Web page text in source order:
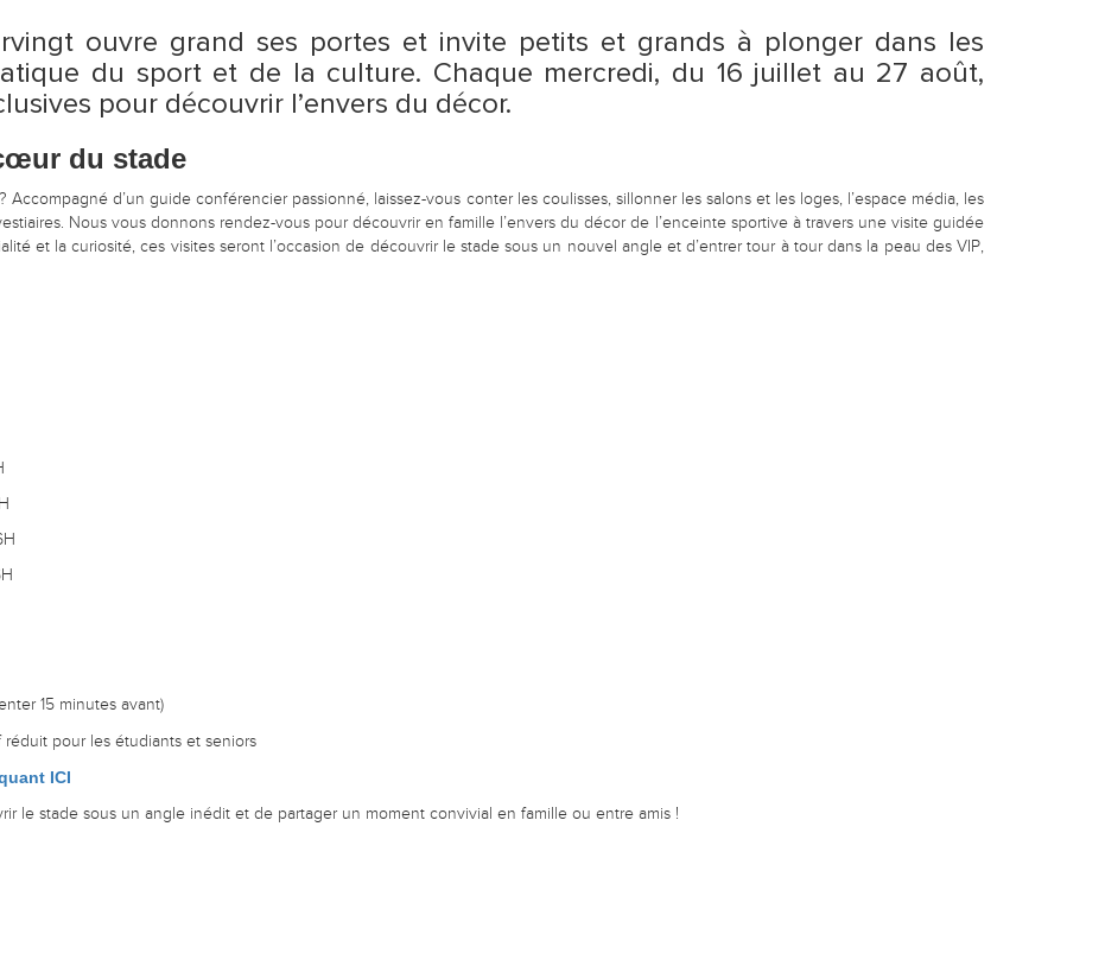
ouvre grand ses portes et invite petits et grands à plonger dans les
du sport et de la culture. Chaque mercredi, du 16 juillet au 27 août,
pour découvrir l’envers du décor.
du stade
Accompagné d’un guide conférencier passionné, laissez-vous conter les coulisses, sillonner les salons et les loges, l’espace média, les
Nous vous donnons rendez-vous pour découvrir en famille l’envers du décor de l’enceinte sportive à travers une visite guidée
et la curiosité, ces visites seront l’occasion de découvrir le stade sous un nouvel angle et d’entrer tour à tour dans la peau des VIP,
15 minutes avant)
réduit pour les étudiants et seniors
ICI
le stade sous un angle inédit et de partager un moment convivial en famille ou entre amis !